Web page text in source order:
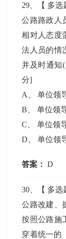
29 、【 多选
公路路政人
相对人态度
法人员的情
并及时
分]
A
、单位领
B 、单位领
C 、单位领
D 、单位领
答案： D
30 、【 多选
公路改建、
按照公路施
穿着统一